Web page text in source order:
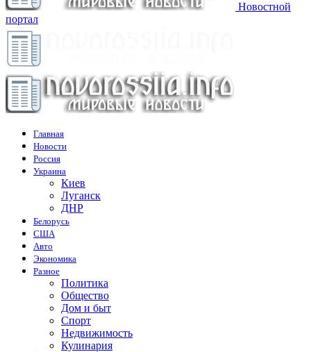
Новостной
портал
Главная
Новости
Россия
Украина
Киев
Луганск
ДНР
Белорусь
США
Авто
Экономика
Разное
Политика
Общество
Дом и быт
Спорт
Недвижимость
Кулинария